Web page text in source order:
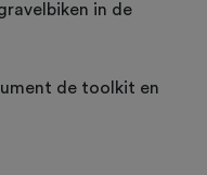
in de
de toolkit en